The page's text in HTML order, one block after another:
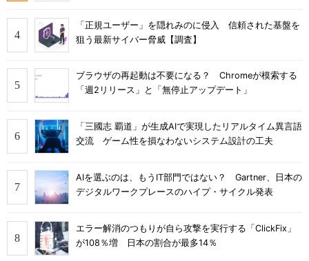
「正規ユーザー」を隠れみのに侵入 信頼された基盤を
狙う最新サイバー脅威【調査】
ブラウザの再起動は不要になる？ Chromeが模索する
「週2リリース」と「無停止アップデート」
「三國志 覇道」が生成AIで実現したリアルタイム異言語
交流 ゲーム性を損なわないシステム設計の工夫
AIを選ぶのは、もうIT部門ではない？ Gartner、日本の
デジタルワークプレースのハイプ・サイクル発表
エラー解消のつもりが自ら攻撃を実行する「ClickFix」
が108％増 日本の割合が最多14％